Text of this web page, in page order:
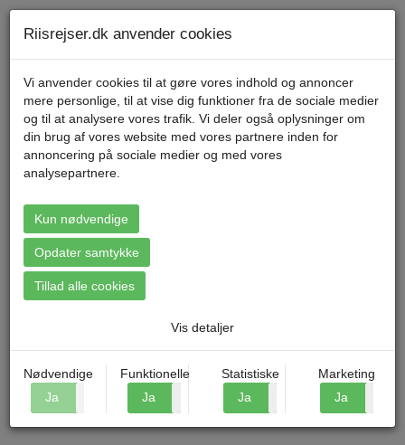
Menu
Booking: Bornholm - Østersøens
perle
Riisrejser.dk anvender cookies
Vi anvender cookies til at gøre vores indhold og annoncer
mere personlige, til at vise dig funktioner fra de sociale medier
og til at analysere vores trafik. Vi deler også oplysninger om
din brug af vores website med vores partnere inden for
annoncering på sociale medier og med vores
analysepartnere.
Kun nødvendige
Opdater samtykke
Tillad alle cookies
Vis detaljer
Nødvendige
Ja
Funktionelle
Ja
Statistiske
Ja
Marketing
Ja